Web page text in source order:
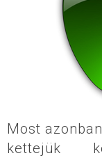
Most
kettejük